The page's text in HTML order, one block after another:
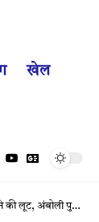
खेल
पुलिस स्टेशन में केस दर्ज